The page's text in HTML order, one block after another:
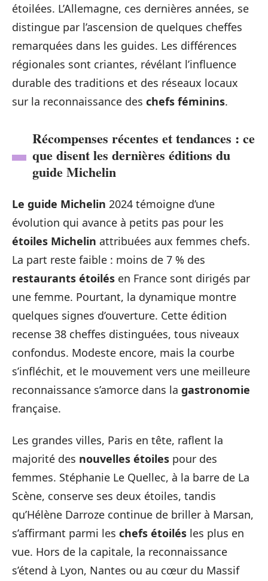
étoilées. L’Allemagne, ces dernières années, se
distingue par l’ascension de quelques cheffes
remarquées dans les guides. Les différences
régionales sont criantes, révélant l’influence
durable des traditions et des réseaux locaux
sur la reconnaissance des chefs féminins.
Récompenses récentes et tendances : ce
que disent les dernières éditions du
guide Michelin
Le guide Michelin 2024 témoigne d’une
évolution qui avance à petits pas pour les
étoiles Michelin attribuées aux femmes chefs.
La part reste faible : moins de 7 % des
restaurants étoilés en France sont dirigés par
une femme. Pourtant, la dynamique montre
quelques signes d’ouverture. Cette édition
recense 38 cheffes distinguées, tous niveaux
confondus. Modeste encore, mais la courbe
s’infléchit, et le mouvement vers une meilleure
reconnaissance s’amorce dans la gastronomie
française.
Les grandes villes, Paris en tête, raflent la
majorité des nouvelles étoiles pour des
femmes. Stéphanie Le Quellec, à la barre de La
Scène, conserve ses deux étoiles, tandis
qu’Hélène Darroze continue de briller à Marsan,
s’affirmant parmi les chefs étoilés les plus en
vue. Hors de la capitale, la reconnaissance
s’étend à Lyon, Nantes ou au cœur du Massif